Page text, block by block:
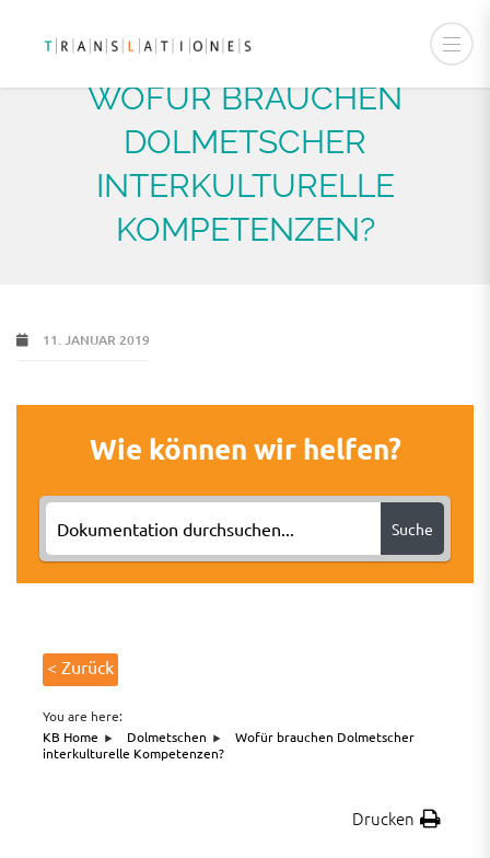
WOFÜR BRAUCHEN
DOLMETSCHER
INTERKULTURELLE
KOMPETENZEN?
11. JANUAR 2019
Wie können wir helfen?
Suche
< Zurück
You are here:
KB Home
Dolmetschen
Wofür brauchen Dolmetscher
interkulturelle Kompetenzen?
Drucken